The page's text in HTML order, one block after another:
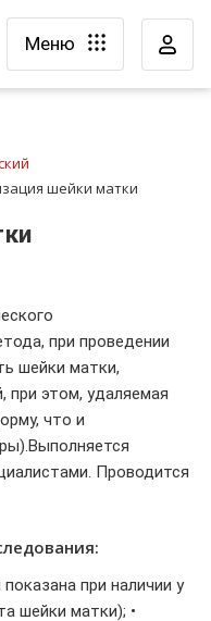
Меню
шейки матки
при проведении
шейки матки,
при этом, удаляемая
что и
Проводится
при наличии у
шейки матки); •